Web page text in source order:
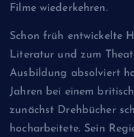
Filme wiederkehren.
Schon früh entwickelte
Literatur und zum
Ausbildung absolviert
Jahren bei einem
zunächst Drehbücher
hocharbeitete. Sein